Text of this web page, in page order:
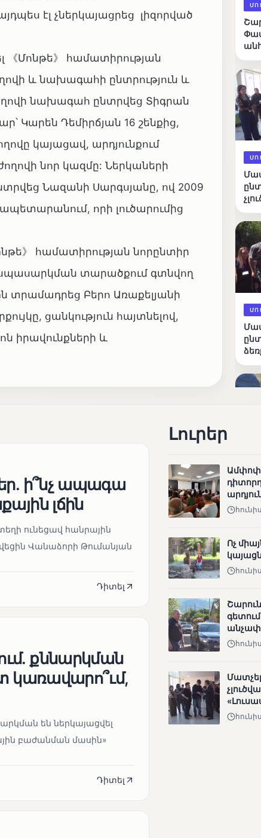
էլ չներկայացրեց լիզորված
Մոնթե》 համատիրության
և նախագահի ընտրություն և
նախագահ ընտրվեց Տիգրան
Կարեն Դեմիրճյան 16 շենքից,
կայացավ, արդյունքում
նոր կազմը: Ներկաների
Նազանի Սարգսյանը, ով 2009
որի լուծարումից
》 համատիրության նորընտիր
տարածքում գտնվող
տրամադրեց Բերո Առաքելյանի
ցանկություն հայտնելով,
իրավունքների և
ի՞նչ ապագա
լճին
ունեցավ հանրային
Վանաձորի Թումանյան
Դիտել
քննարկման
կառավարո՞ւմ,
են ներկայացվել
բաժանման մասին»
Դիտել
Լուրեր
Ոչ